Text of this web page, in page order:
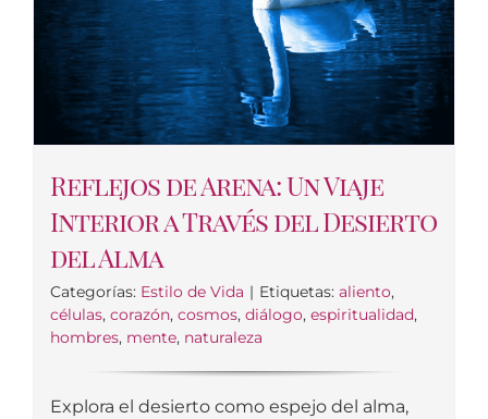
Reflejos de Arena: Un Viaje
Interior a Través del Desierto
del Alma
Categorías: Estilo de Vida | Etiquetas: aliento,
células, corazón, cosmos, diálogo, espiritualidad,
hombres, mente, naturaleza
Explora el desierto como espejo del alma,